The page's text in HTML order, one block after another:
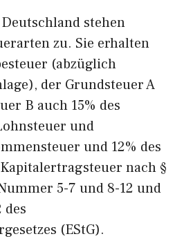
stehen
zu. Sie erhalten
(abzüglich
der Grundsteuer A
B auch 15% des
und
und 12% des
nach §
5-7 und 8-12 und
des
(EStG).